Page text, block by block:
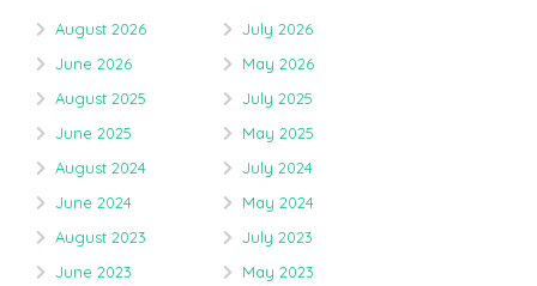
August 2026
July 2026
June 2026
May 2026
August 2025
July 2025
June 2025
May 2025
August 2024
July 2024
June 2024
May 2024
August 2023
July 2023
June 2023
May 2023